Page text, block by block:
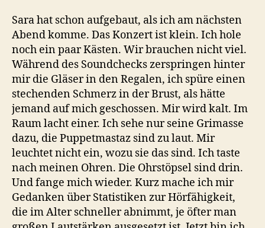
Sara hat schon aufgebaut, als ich am nächsten
Abend komme. Das Konzert ist klein. Ich hole
noch ein paar Kästen. Wir brauchen nicht viel.
Während des Soundchecks zerspringen hinter
mir die Gläser in den Regalen, ich spüre einen
stechenden Schmerz in der Brust, als hätte
jemand auf mich geschossen. Mir wird kalt. Im
Raum lacht einer. Ich sehe nur seine Grimasse
dazu, die Puppetmastaz sind zu laut. Mir
leuchtet nicht ein, wozu sie das sind. Ich taste
nach meinen Ohren. Die Ohrstöpsel sind drin.
Und fange mich wieder. Kurz mache ich mir
Gedanken über Statistiken zur Hörfähigkeit,
die im Alter schneller abnimmt, je öfter man